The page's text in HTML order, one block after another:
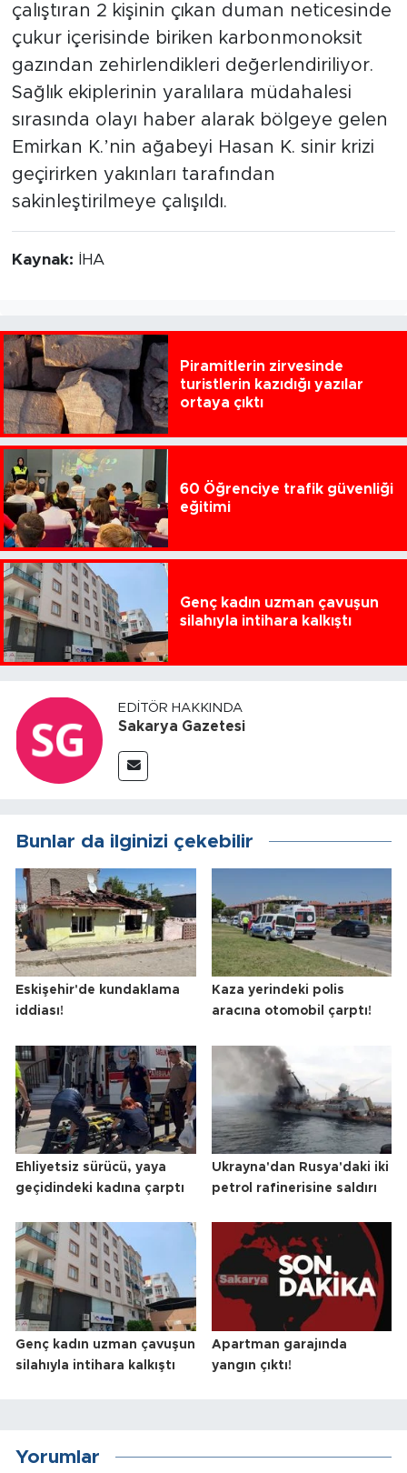
çalıştıran 2 kişinin çıkan duman neticesinde
çukur içerisinde biriken karbonmonoksit
gazından zehirlendikleri değerlendiriliyor.
Sağlık ekiplerinin yaralılara müdahalesi
sırasında olayı haber alarak bölgeye gelen
Emirkan K.’nin ağabeyi Hasan K. sinir krizi
geçirirken yakınları tarafından
sakinleştirilmeye çalışıldı.
Kaynak: İHA
Piramitlerin zirvesinde
turistlerin kazıdığı yazılar
ortaya çıktı
60 Öğrenciye trafik güvenliği
eğitimi
Genç kadın uzman çavuşun
silahıyla intihara kalkıştı
EDITÖR HAKKINDA
Sakarya Gazetesi
Bunlar da ilginizi çekebilir
Eskişehir'de kundaklama
iddiası!
Kaza yerindeki polis
aracına otomobil çarptı!
Ehliyetsiz sürücü, yaya
geçidindeki kadına çarptı
Ukrayna'dan Rusya'daki iki
petrol rafinerisine saldırı
Genç kadın uzman çavuşun
silahıyla intihara kalkıştı
Apartman garajında
yangın çıktı!
Yorumlar